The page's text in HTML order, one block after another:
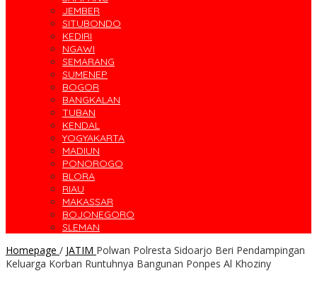
JEMBER
SITUBONDO
KEDIRI
NGAWI
SEMARANG
SUMENEP
BOGOR
BANGKALAN
TUBAN
KENDAL
YOGYAKARTA
MADIUN
PONOROGO
BLORA
RIAU
MAKASSAR
BOJONEGORO
SLEMAN
Homepage / JATIM Polwan Polresta Sidoarjo Beri Pendampingan
Keluarga Korban Runtuhnya Bangunan Ponpes Al Khoziny